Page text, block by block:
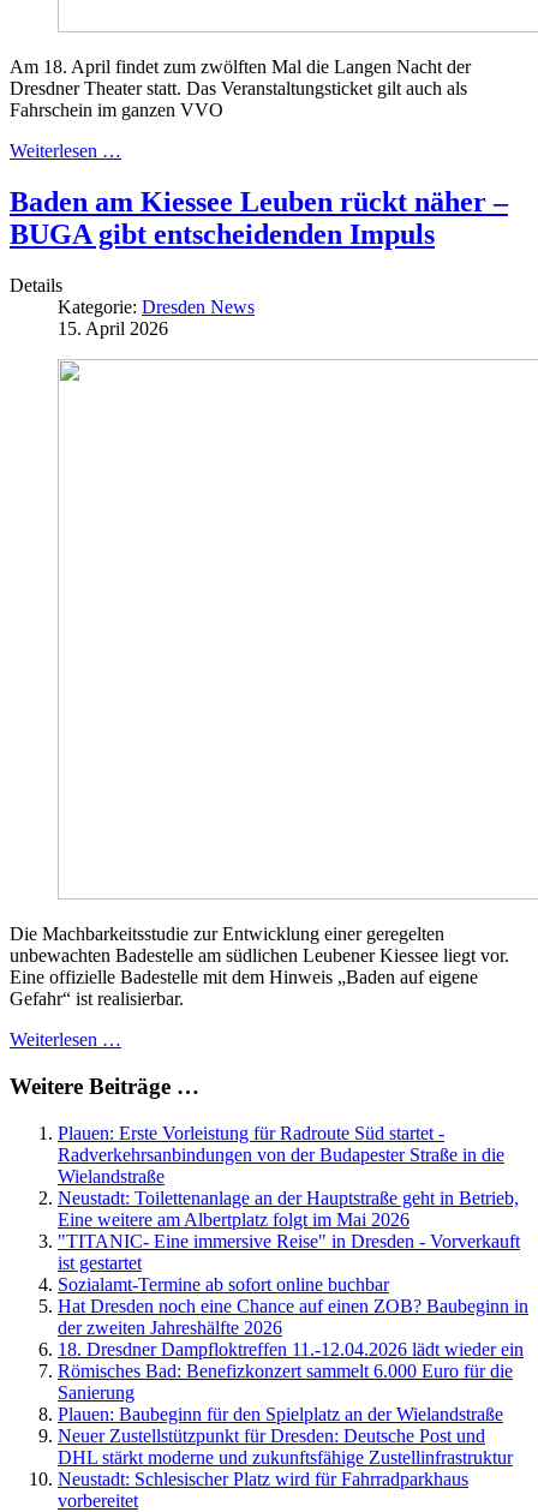
Am 18. April findet zum zwölften Mal die Langen Nacht der
Dresdner Theater statt. Das Veranstaltungsticket gilt auch als
Fahrschein im ganzen VVO
Weiterlesen …
Baden am Kiessee Leuben rückt näher –
BUGA gibt entscheidenden Impuls
Details
Kategorie: Dresden News
15. April 2026
Die Machbarkeitsstudie zur Entwicklung einer geregelten
unbewachten Badestelle am südlichen Leubener Kiessee liegt vor.
Eine offizielle Badestelle mit dem Hinweis „Baden auf eigene
Gefahr“ ist realisierbar.
Weiterlesen …
Weitere Beiträge …
Plauen: Erste Vorleistung für Radroute Süd startet -
Radverkehrsanbindungen von der Budapester Straße in die
Wielandstraße
Neustadt: Toilettenanlage an der Hauptstraße geht in Betrieb,
Eine weitere am Albertplatz folgt im Mai 2026
"TITANIC- Eine immersive Reise" in Dresden - Vorverkauft
ist gestartet
Sozialamt-Termine ab sofort online buchbar
Hat Dresden noch eine Chance auf einen ZOB? Baubeginn in
der zweiten Jahreshälfte 2026
18. Dresdner Dampfloktreffen 11.-12.04.2026 lädt wieder ein
Römisches Bad: Benefizkonzert sammelt 6.000 Euro für die
Sanierung
Plauen: Baubeginn für den Spielplatz an der Wielandstraße
Neuer Zustellstützpunkt für Dresden: Deutsche Post und
DHL stärkt moderne und zukunftsfähige Zustellinfrastruktur
Neustadt: Schlesischer Platz wird für Fahrradparkhaus
vorbereitet